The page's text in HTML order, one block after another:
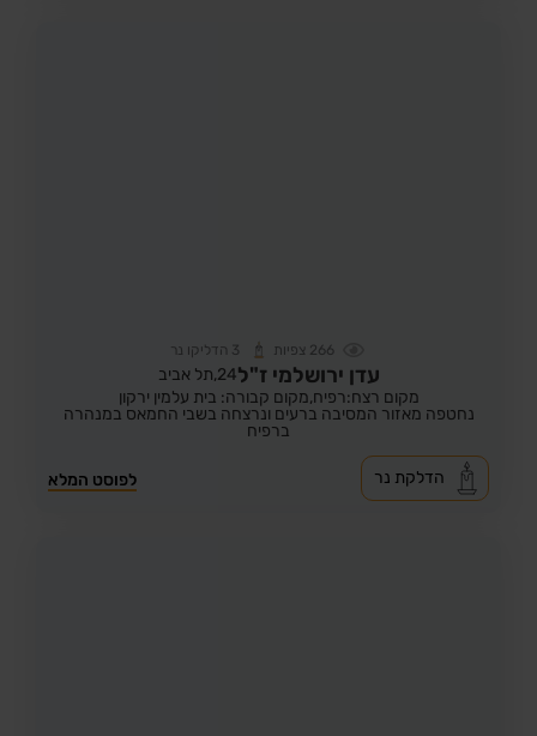
266 צפיות 3 הדליקו נר
עדן ירושלמי ז"ל24, תל אביב
מקום רצח:רפיח,מקום קבורה: בית עלמין ירקון
נחטפה מאזור המסיבה ברעים ונרצחה בשבי החמאס במנהרה
ברפיח
לפוסט המלא הדלקת נר